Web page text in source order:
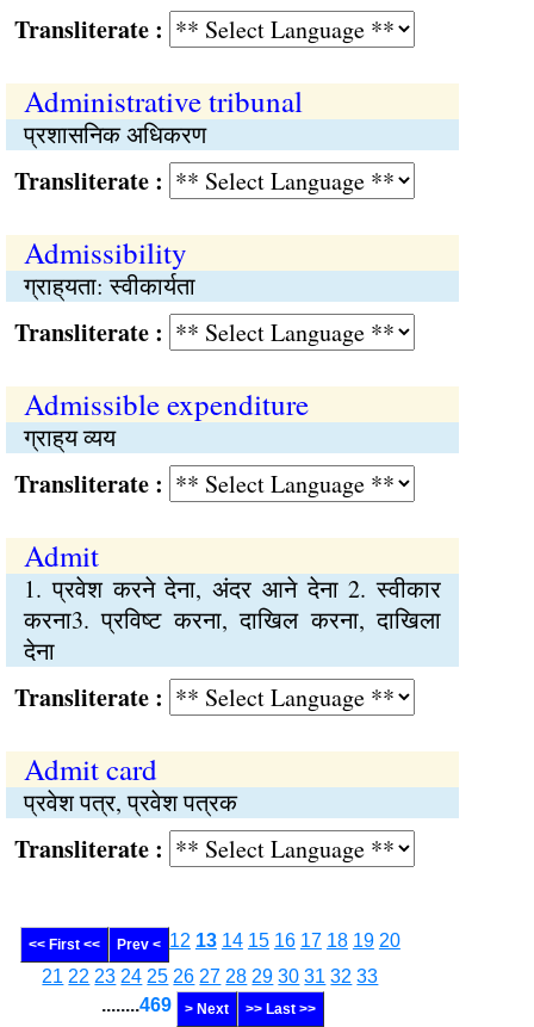
:
Administrative tribunal
प्रशासनिक अधिकरण
:
Admissibility
ग्राह्‌यता: स्वीकार्यता
:
Admissible expenditure
ग्राह्‌य व्यय
:
Admit
1. प्रवेश करने देना, अंदर आने देना 2. स्वीकार
करना3. प्रविष्‍ट करना, दाखिल करना, दाखिला
देना
:
Admit card
प्रवेश पत्र, प्रवेश पत्रक
:
<< First << Prev < 12 13 14 15 16 17 18 19 20
21 22 23 24 25 26 27 28 29 30 31 32 33
........469 > Next >> Last >>